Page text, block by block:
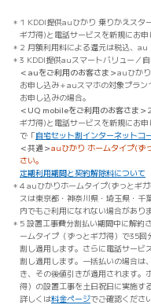
1 KDDI提供auひかり 乗りかえスタ
ギガ得)と電話サービスを新規にお申
2 月額利用料による還元は税込、au
3 KDDI提供auスマートバリュー／
＜auをご利用のお客さま＞auひか
お申し込み＋auスマホの対象プラ
お申し込みの場合。
＜UQ mobileをご利用のお客さま＞
ギガ得)と電話サービスを新規にお
で「自宅セット割インターネットコ
＜共通＞auひかり ホームタイプ(ず
さい。
定期利用期間と契約解除料について
4 auひかりホームタイプ(ずっとギ
スは東京都・神奈川県・埼玉県・千
内でもご利用になれない場合があり
5 設置工事費分割払い期間中に解約
ームタイプ（ずっとギガ得）で35
割し適用します。さらに電話サー
割し適用します。一括払いの場合は
き、その後値引きが適用されます。
得）の設置工事を土日祝日に実施す
詳しくは料金ページでご確認ください